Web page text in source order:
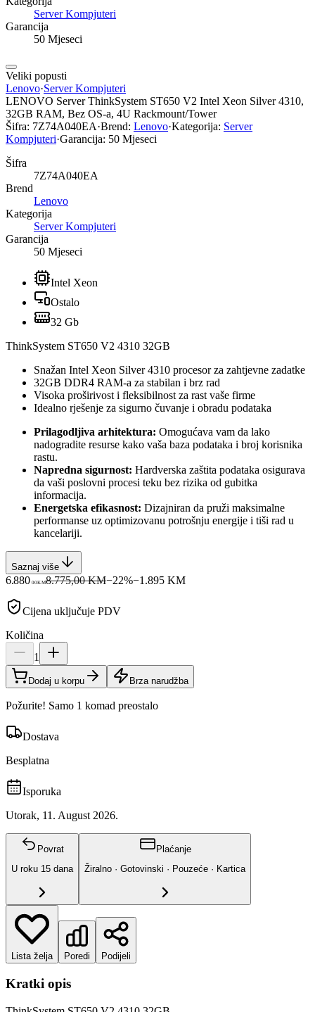
Server Kompjuteri
Garancija
50 Mjeseci
Veliki popusti
Lenovo·Server Kompjuteri
LENOVO Server ThinkSystem ST650 V2 Intel Xeon Silver 4310,
32GB RAM, Bez OS-a, 4U Rackmount/Tower
Šifra: 7Z74A040EA·Brend: Lenovo·Kategorija: Server
Kompjuteri·Garancija: 50 Mjeseci
Šifra
7Z74A040EA
Brend
Lenovo
Kategorija
Server Kompjuteri
Garancija
50 Mjeseci
Intel Xeon
Ostalo
32 Gb
ThinkSystem ST650 V2 4310 32GB
Snažan Intel Xeon Silver 4310 procesor za zahtjevne zadatke
32GB DDR4 RAM-a za stabilan i brz rad
Visoka proširivost i fleksibilnost za rast vaše firme
Idealno rješenje za sigurno čuvanje i obradu podataka
Prilagodljiva arhitektura: Omogućava vam da lako
nadogradite resurse kako vaša baza podataka i broj korisnika
rastu.
Napredna sigurnost: Hardverska zaštita podataka osigurava
da vaši poslovni procesi teku bez rizika od gubitka
informacija.
Energetska efikasnost: Dizajniran da pruži maksimalne
performanse uz optimizovanu potrošnju energije i tiši rad u
kancelariji.
Saznaj više
6.880 00KM8.775,00 KM−22%−1.895KM
Cijena uključuje PDV
Količina
1
Dodaj u korpu Brza narudžba
Požurite! Samo 1 komad preostalo
Dostava
Besplatna
Isporuka
Utorak, 11. August 2026.
Povrat
U roku 15 dana
Plaćanje
Žiralno · Gotovinski · Pouzeće · Kartica
Lista želja Poredi Podijeli
Kratki opis